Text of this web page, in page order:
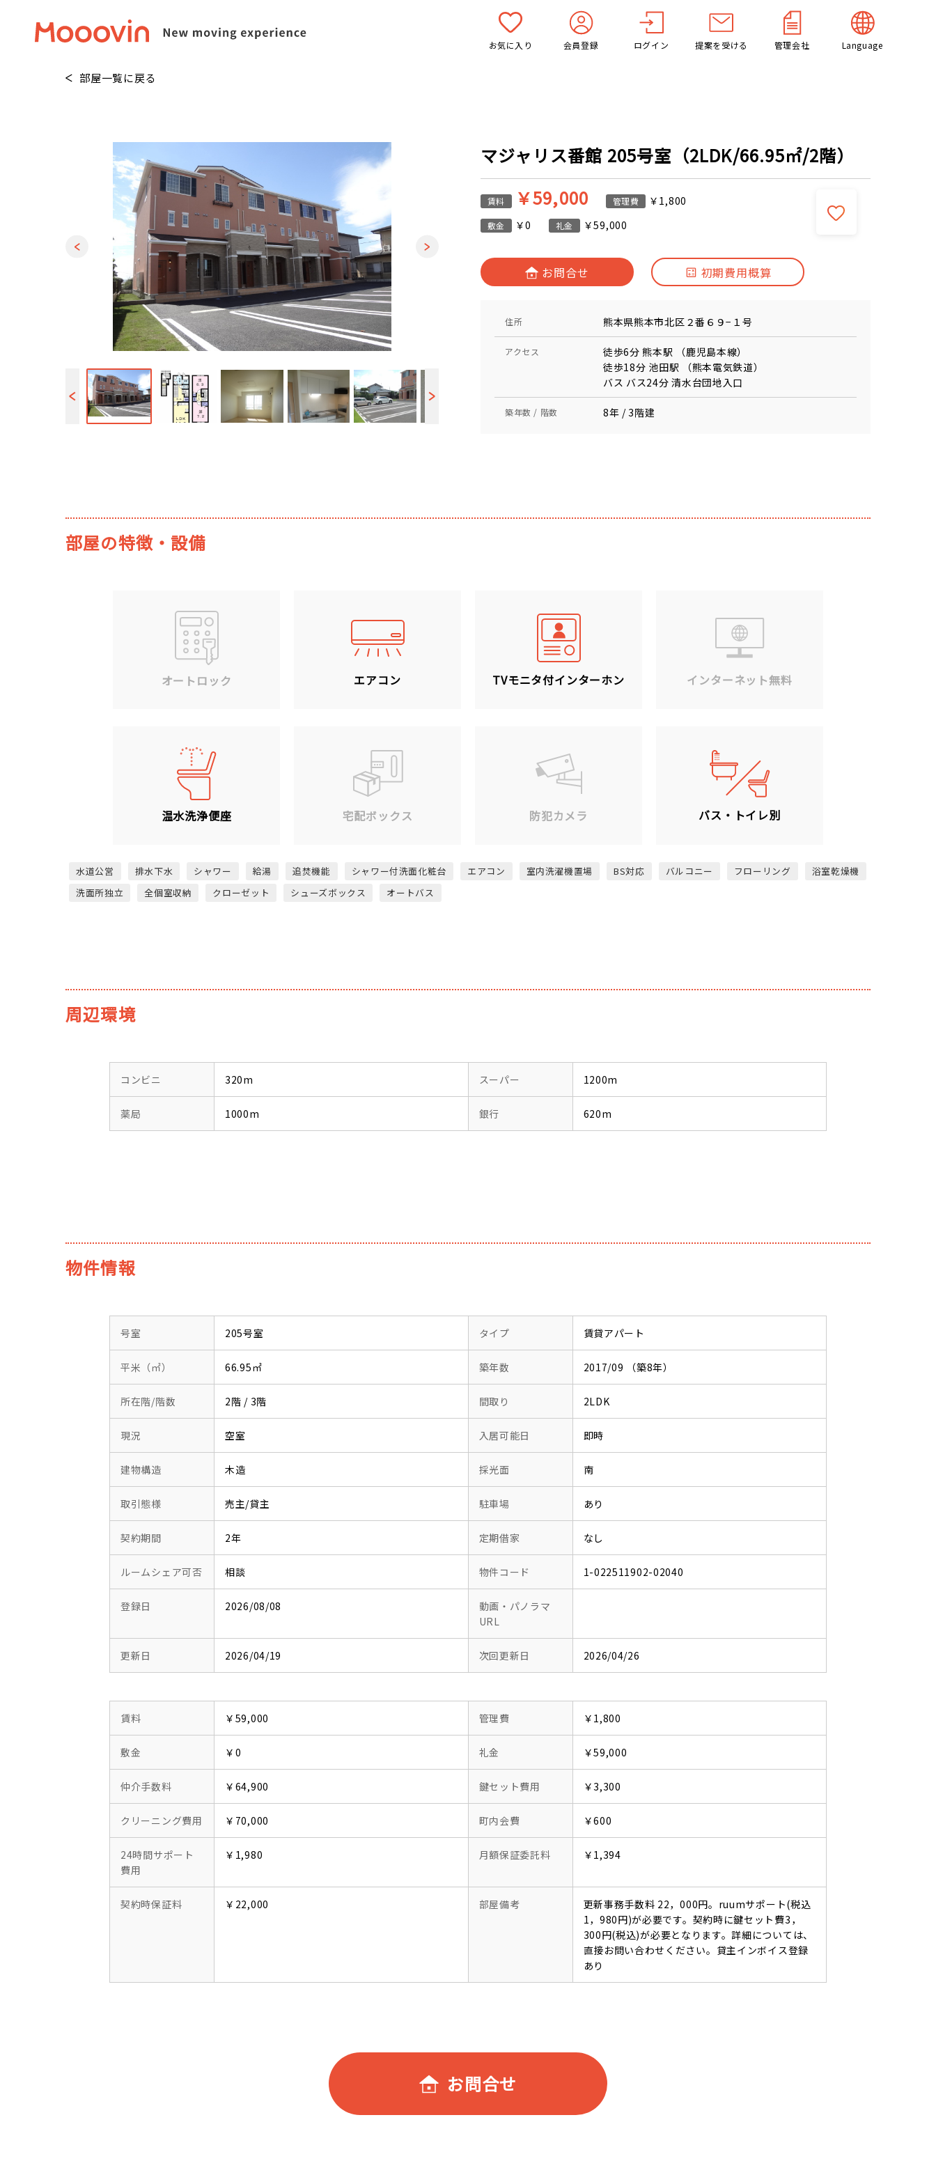
お気に入り 会員登録 ログイン 提案を受ける 管理会社 Language
部屋一覧に戻る
マジャリス番館 205号室（2LDK/66.95㎡/2階）
賃料 ￥59,000 管理費 ￥1,800
敷金 ￥0 礼金 ￥59,000
お問合せ 初期費用概算
住所 熊本県熊本市北区２番６９−１号
アクセス
徒歩6分 熊本駅 （鹿児島本線）
徒歩18分 池田駅 （熊本電気鉄道）
バス バス24分 清水台団地入口
築年数 / 階数 8年 / 3階建
部屋の特徴・設備
オートロック エアコン TVモニタ付インターホン インターネット無料
温水洗浄便座 宅配ボックス 防犯カメラ バス・トイレ別
水道公営 排水下水 シャワー 給湯 追焚機能 シャワー付洗面化粧台 エアコン 室内洗濯機置場 BS対応 バルコニー フローリング
浴室乾燥機
洗面所独立
全個室収納 クローゼット シューズボックス オートバス
周辺環境
コンビニ 320m スーパー 1200m
薬局 1000m 銀行 620m
物件情報
号室 205号室 タイプ 賃貸アパート
平米（㎡） 66.95㎡ 築年数 2017/09 （築8年）
所在階/階数 2階 / 3階 間取り 2LDK
現況 空室 入居可能日 即時
建物構造 木造 採光面 南
取引態様 売主/貸主 駐車場 あり
契約期間 2年 定期借家 なし
ルームシェア可否 相談 物件コード 1-022511902-02040
登録日 2026/08/08
動画・パノラマ
URL
更新日 2026/04/19 次回更新日 2026/04/26
賃料 ￥59,000 管理費 ￥1,800
敷金 ￥0 礼金 ￥59,000
仲介手数料 ￥64,900 鍵セット費用 ￥3,300
クリーニング費用 ￥70,000 町内会費 ￥600
24時間サポート
費用
￥1,980 月額保証委託料 ￥1,394
契約時保証料 ￥22,000 部屋備考
更新事務手数料 22，000円。ruumサポート(税込
1，980円)が必要です。契約時に鍵セット費3，
300円(税込)が必要となります。詳細については、
直接お問い合わせください。貸主インボイス登録
あり
お問合せ